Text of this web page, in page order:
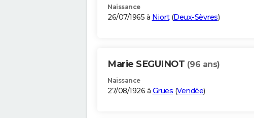
Naissance
26/07/1965 à Niort(Deux-Sèvres)
Marie SEGUINOT (96 ans)
Naissance
27/08/1926 à Grues (Vendée)